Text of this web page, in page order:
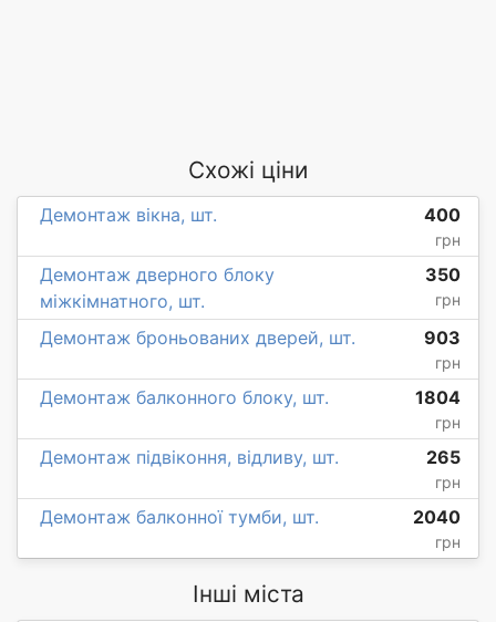
Схожі ціни
Демонтаж вікна, шт. 400
грн
Демонтаж дверного блоку
міжкімнатного, шт.
350
грн
Демонтаж броньованих дверей, шт. 903
грн
Демонтаж балконного блоку, шт. 1804
грн
Демонтаж підвіконня, відливу, шт. 265
грн
Демонтаж балконної тумби, шт. 2040
грн
Інші міста